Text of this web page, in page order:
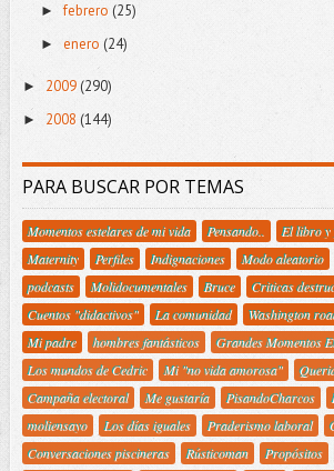
►febrero (25)
► enero (24)
► 2009 (290)
► 2008 (144)
PARA BUSCAR POR TEMAS
Momentos estelares de mi vida Pensando.. El libro y
Maternity
Perfiles Indignaciones Modo aleatorio
podcasts
Molidocumentales Bruce Criticas
Cuentos "didactivos"
La comunidad Washington
Mi padre
hombres fantásticos
Grandes Momentos
Los mundos de Cedric
Mi "no vida amorosa"
Campaña electoral
Me gustaría PisandoCharcos
moliensayo
Los días iguales Praderismo laboral
Conversaciones piscineras
Rústicoman Propósitos